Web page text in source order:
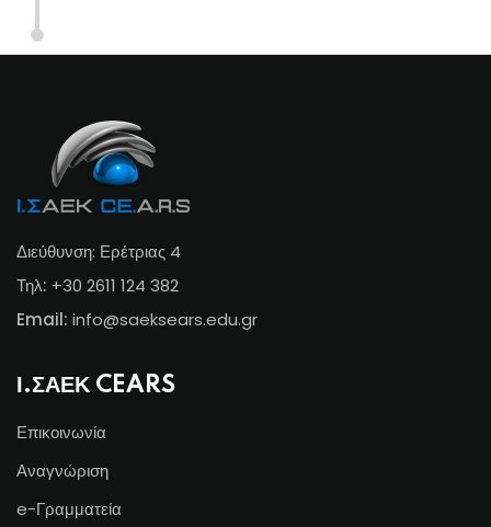
Διεύθυνση: Ερέτριας 4
Τηλ: +30 2611 124 382
Email: info@saeksears.edu.gr
Ι.ΣΑΕΚ CEARS
Επικοινωνία
Αναγνώριση
e-Γραμματεία